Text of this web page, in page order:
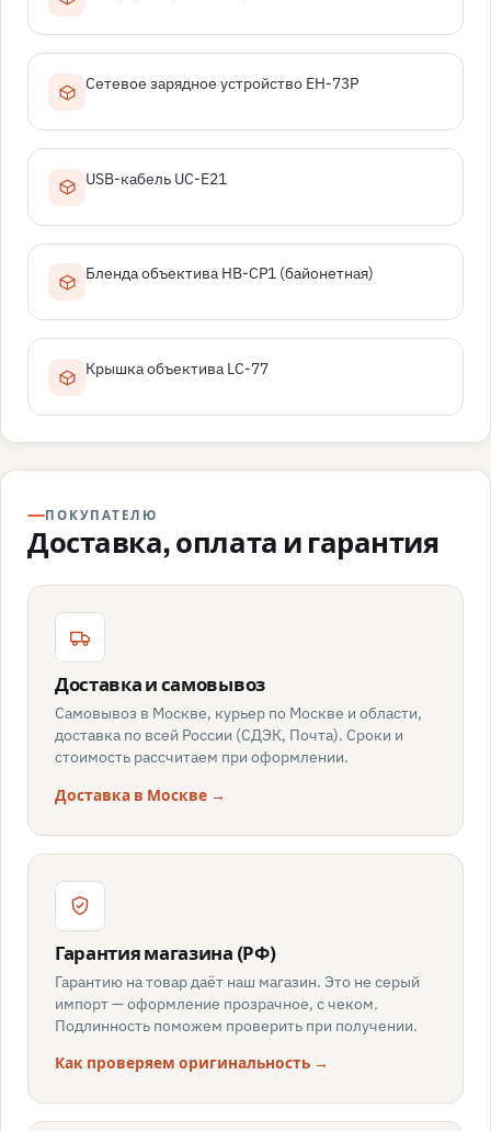
Сетевое зарядное устройство EH-73P
USB-кабель UC-E21
Бленда объектива HB-CP1 (байонетная)
Крышка объектива LC-77
ПОКУПАТЕЛЮ
Доставка, оплата и гарантия
Доставка и самовывоз
Самовывоз в Москве, курьер по Москве и области,
доставка по всей России (СДЭК, Почта). Сроки и
стоимость рассчитаем при оформлении.
Доставка в Москве →
Гарантия магазина (РФ)
Гарантию на товар даёт наш магазин. Это не серый
импорт — оформление прозрачное, с чеком.
Подлинность поможем проверить при получении.
Как проверяем оригинальность →